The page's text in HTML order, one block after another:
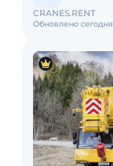
Обновлено сегодня
CRANES.RENT